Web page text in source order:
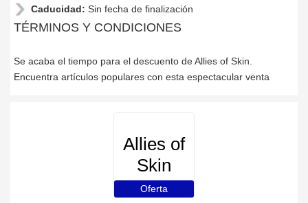
Caducidad: Sin fecha de finalización
TÉRMINOS Y CONDICIONES
Se acaba el tiempo para el descuento de Allies of Skin.
Encuentra artículos populares con esta espectacular venta
Allies of
Skin
Oferta